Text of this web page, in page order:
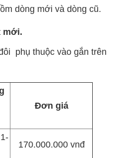
dòng mới và dòng cũ.
mới.
phụ thuộc vào gắn trên
Đơn giá
170.000.000 vnđ